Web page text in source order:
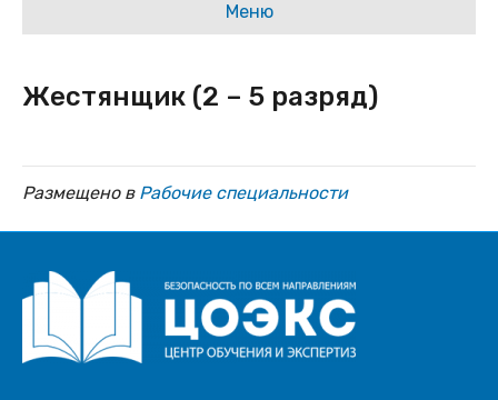
Меню
Жестянщик (2 – 5 разряд)
Размещено в Рабочие специальности